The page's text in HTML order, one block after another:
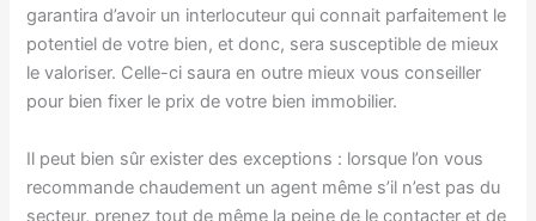
garantira d’avoir un interlocuteur qui connait parfaitement le
potentiel de votre bien, et donc, sera susceptible de mieux
le valoriser. Celle-ci saura en outre mieux vous conseiller
pour bien fixer le prix de votre bien immobilier.
Il peut bien sûr exister des exceptions : lorsque l’on vous
recommande chaudement un agent même s’il n’est pas du
secteur, prenez tout de même la peine de le contacter et de